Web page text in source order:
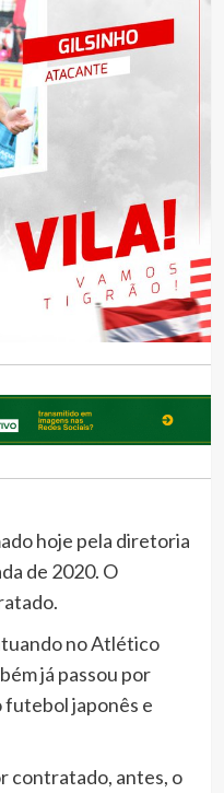
hoje pela diretoria
de 2020. O
no Atlético
já passou por
japonês e
contratado, antes, o